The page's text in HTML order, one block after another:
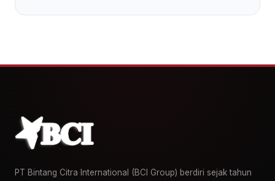
PT Bintang Citra International (BCI Group) berdiri sejak tahun